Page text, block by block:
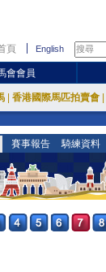
頁 English
會會員
香港國際馬匹拍賣會
賽事報告 騎練資料